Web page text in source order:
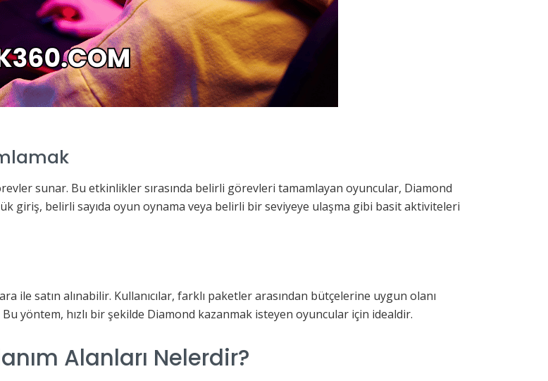
sunar. Bu etkinlikler sırasında belirli görevleri tamamlayan oyuncular, Diamond
giriş, belirli sayıda oyun oynama veya belirli bir seviyeye ulaşma gibi basit aktiviteleri
ile satın alınabilir. Kullanıcılar, farklı paketler arasından bütçelerine uygun olanı
yöntem, hızlı bir şekilde Diamond kazanmak isteyen oyuncular için idealdir.
Alanları Nelerdir?